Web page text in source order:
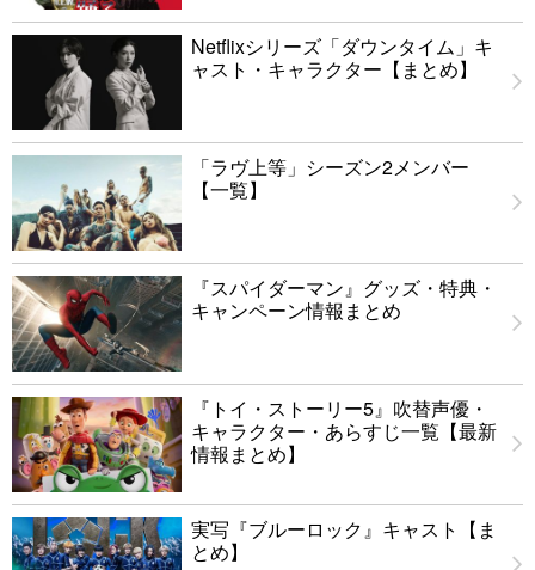
Netflixシリーズ「ダウンタイム」キ
ャスト・キャラクター【まとめ】
「ラヴ上等」シーズン2メンバー
【一覧】
『スパイダーマン』グッズ・特典・
キャンペーン情報まとめ
『トイ・ストーリー5』吹替声優・
キャラクター・あらすじ一覧【最新
情報まとめ】
実写『ブルーロック』キャスト【ま
とめ】